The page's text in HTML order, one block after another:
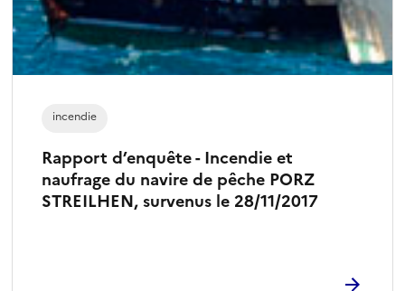
Rapport d’enquête - Incendie et
naufrage du navire de pêche PORZ
STREILHEN, survenus le 28/11/2017
incendie